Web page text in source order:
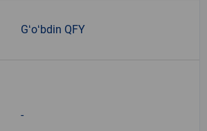
Gʻoʻbdin QFY
-